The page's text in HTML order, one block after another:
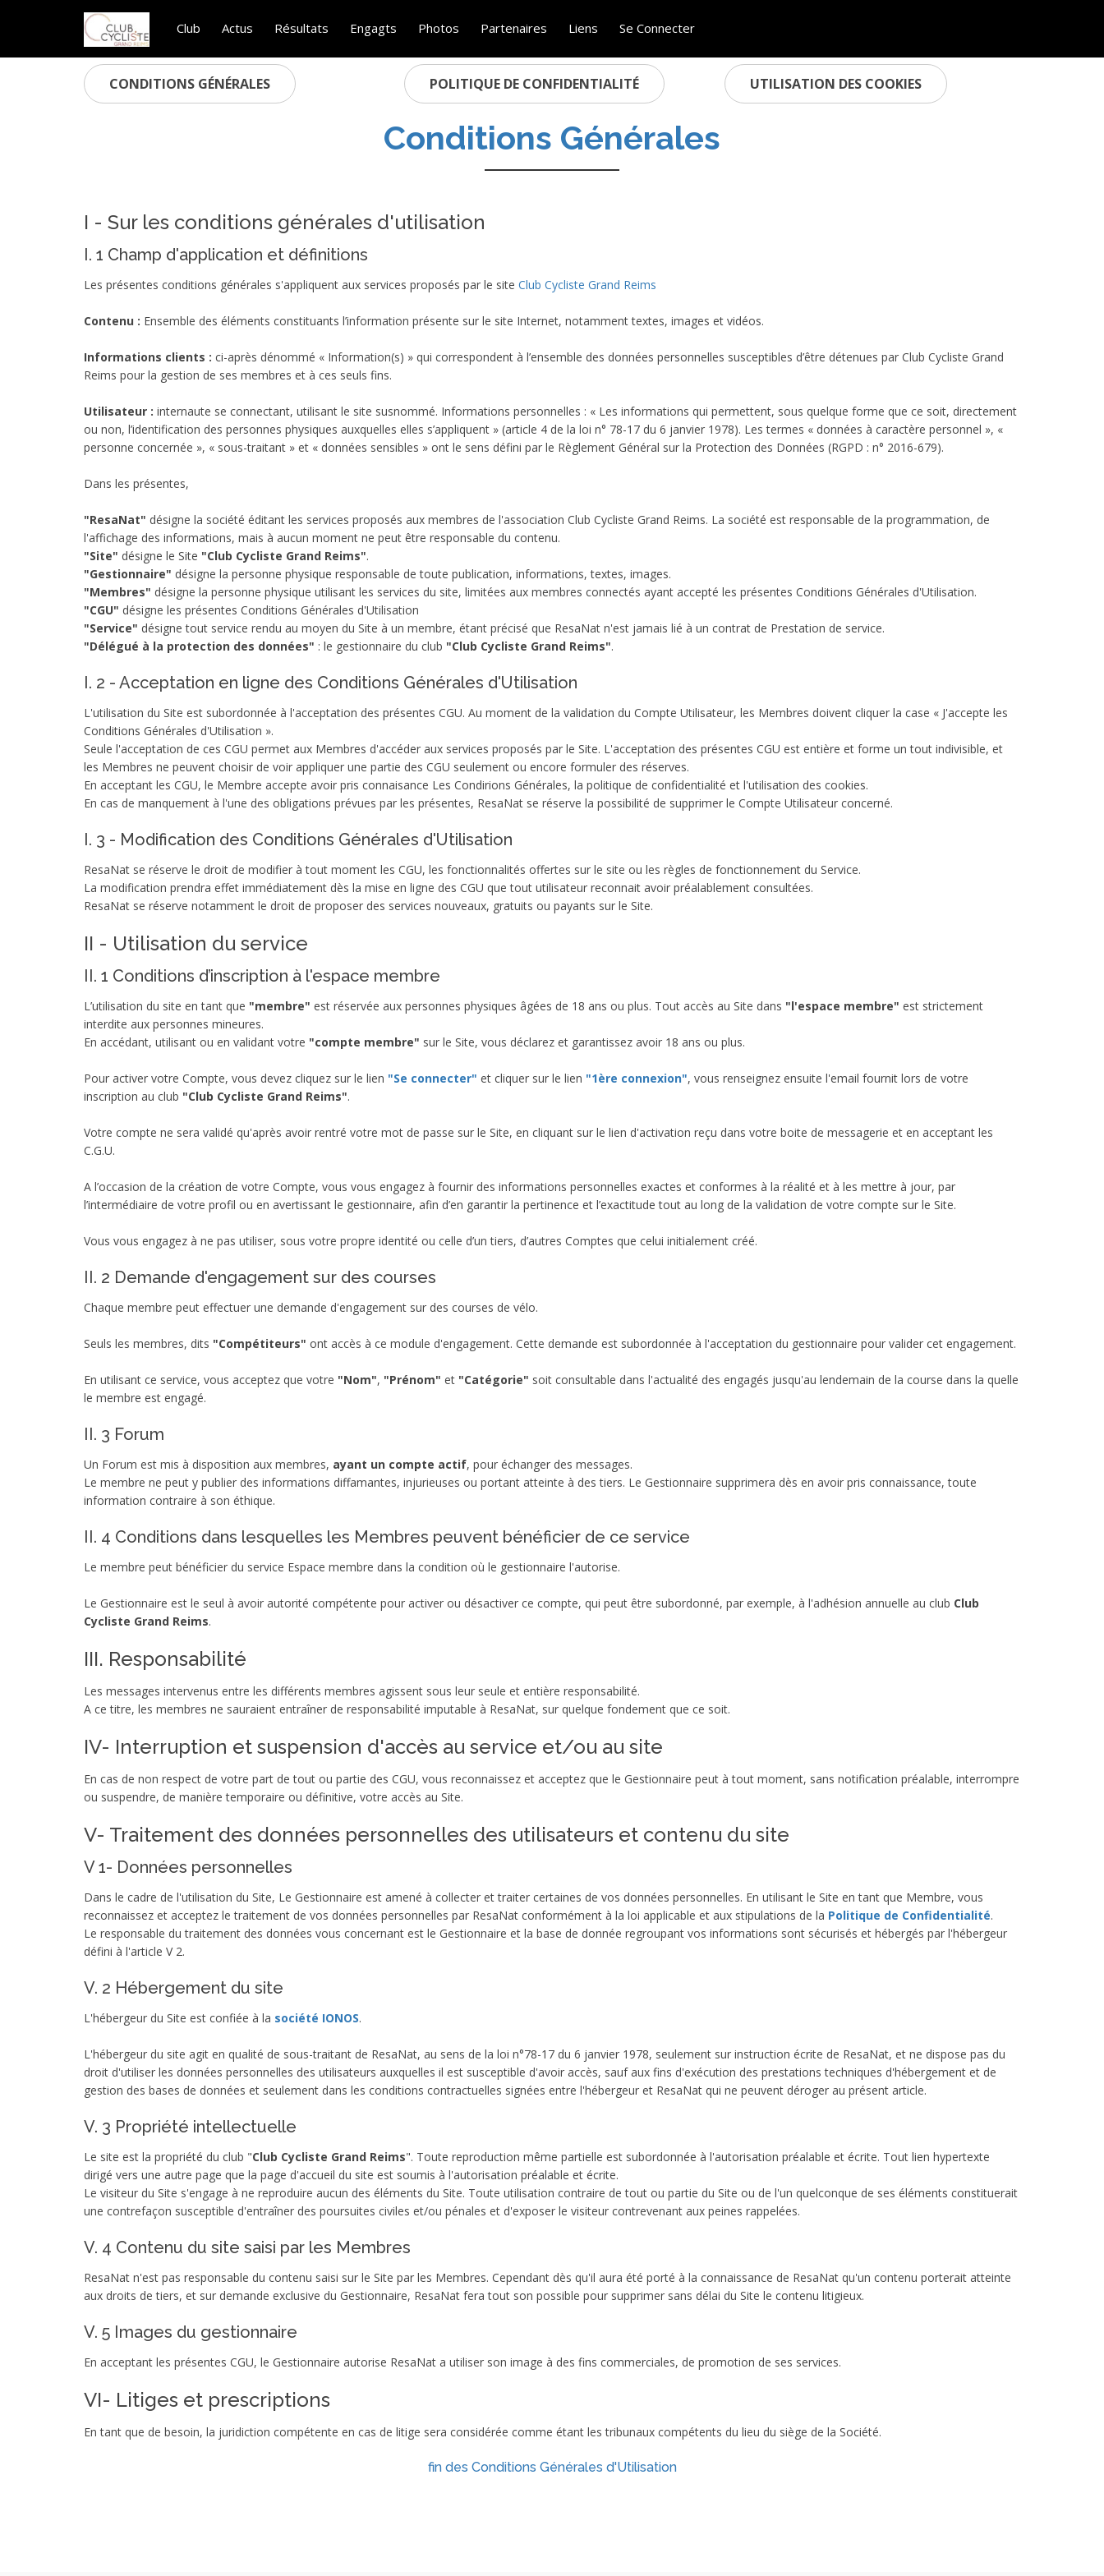
Club Actus Résultats Engagts Photos Partenaires Liens Se Connecter
CONDITIONS GÉNÉRALES POLITIQUE DE CONFIDENTIALITÉ UTILISATION DES COOKIES
Conditions Générales
I - Sur les conditions générales d'utilisation
I. 1 Champ d'application et définitions
Les présentes conditions générales s'appliquent aux services proposés par le site Club Cycliste Grand Reims
Contenu : Ensemble des éléments constituants l’information présente sur le site Internet, notamment textes, images et vidéos.
Informations clients : ci-après dénommé « Information(s) » qui correspondent à l’ensemble des données personnelles susceptibles d’être détenues par Club Cycliste Grand
Reims pour la gestion de ses membres et à ces seuls fins.
Utilisateur : internaute se connectant, utilisant le site susnommé. Informations personnelles : « Les informations qui permettent, sous quelque forme que ce soit, directement
ou non, l’identification des personnes physiques auxquelles elles s’appliquent » (article 4 de la loi n° 78-17 du 6 janvier 1978). Les termes « données à caractère personnel », «
personne concernée », « sous-traitant » et « données sensibles » ont le sens défini par le Règlement Général sur la Protection des Données (RGPD : n° 2016-679).
Dans les présentes,
"ResaNat" désigne la société éditant les services proposés aux membres de l'association Club Cycliste Grand Reims. La société est responsable de la programmation, de
l'affichage des informations, mais à aucun moment ne peut être responsable du contenu.
"Site" désigne le Site "Club Cycliste Grand Reims".
"Gestionnaire" désigne la personne physique responsable de toute publication, informations, textes, images.
"Membres" désigne la personne physique utilisant les services du site, limitées aux membres connectés ayant accepté les présentes Conditions Générales d'Utilisation.
"CGU" désigne les présentes Conditions Générales d'Utilisation
"Service" désigne tout service rendu au moyen du Site à un membre, étant précisé que ResaNat n'est jamais lié à un contrat de Prestation de service.
"Délégué à la protection des données" : le gestionnaire du club "Club Cycliste Grand Reims".
I. 2 - Acceptation en ligne des Conditions Générales d'Utilisation
L'utilisation du Site est subordonnée à l'acceptation des présentes CGU. Au moment de la validation du Compte Utilisateur, les Membres doivent cliquer la case « J'accepte les
Conditions Générales d'Utilisation ».
Seule l'acceptation de ces CGU permet aux Membres d'accéder aux services proposés par le Site. L'acceptation des présentes CGU est entière et forme un tout indivisible, et
les Membres ne peuvent choisir de voir appliquer une partie des CGU seulement ou encore formuler des réserves.
En acceptant les CGU, le Membre accepte avoir pris connaisance Les Condirions Générales, la politique de confidentialité et l'utilisation des cookies.
En cas de manquement à l'une des obligations prévues par les présentes, ResaNat se réserve la possibilité de supprimer le Compte Utilisateur concerné.
I. 3 - Modification des Conditions Générales d'Utilisation
ResaNat se réserve le droit de modifier à tout moment les CGU, les fonctionnalités offertes sur le site ou les règles de fonctionnement du Service.
La modification prendra effet immédiatement dès la mise en ligne des CGU que tout utilisateur reconnait avoir préalablement consultées.
ResaNat se réserve notamment le droit de proposer des services nouveaux, gratuits ou payants sur le Site.
II - Utilisation du service
II. 1 Conditions d’inscription à l'espace membre
L’utilisation du site en tant que "membre" est réservée aux personnes physiques âgées de 18 ans ou plus. Tout accès au Site dans "l'espace membre" est strictement
interdite aux personnes mineures.
En accédant, utilisant ou en validant votre "compte membre" sur le Site, vous déclarez et garantissez avoir 18 ans ou plus.
Pour activer votre Compte, vous devez cliquez sur le lien "Se connecter" et cliquer sur le lien "1ère connexion", vous renseignez ensuite l'email fournit lors de votre
inscription au club "Club Cycliste Grand Reims".
Votre compte ne sera validé qu'après avoir rentré votre mot de passe sur le Site, en cliquant sur le lien d'activation reçu dans votre boite de messagerie et en acceptant les
C.G.U.
A l’occasion de la création de votre Compte, vous vous engagez à fournir des informations personnelles exactes et conformes à la réalité et à les mettre à jour, par
l’intermédiaire de votre profil ou en avertissant le gestionnaire, afin d’en garantir la pertinence et l’exactitude tout au long de la validation de votre compte sur le Site.
Vous vous engagez à ne pas utiliser, sous votre propre identité ou celle d’un tiers, d’autres Comptes que celui initialement créé.
II. 2 Demande d'engagement sur des courses
Chaque membre peut effectuer une demande d'engagement sur des courses de vélo.
Seuls les membres, dits "Compétiteurs" ont accès à ce module d'engagement. Cette demande est subordonnée à l'acceptation du gestionnaire pour valider cet engagement.
En utilisant ce service, vous acceptez que votre "Nom", "Prénom" et "Catégorie" soit consultable dans l'actualité des engagés jusqu'au lendemain de la course dans la quelle
le membre est engagé.
II. 3 Forum
Un Forum est mis à disposition aux membres, ayant un compte actif, pour échanger des messages.
Le membre ne peut y publier des informations diffamantes, injurieuses ou portant atteinte à des tiers. Le Gestionnaire supprimera dès en avoir pris connaissance, toute
information contraire à son éthique.
II. 4 Conditions dans lesquelles les Membres peuvent bénéficier de ce service
Le membre peut bénéficier du service Espace membre dans la condition où le gestionnaire l'autorise.
Le Gestionnaire est le seul à avoir autorité compétente pour activer ou désactiver ce compte, qui peut être subordonné, par exemple, à l'adhésion annuelle au club Club
Cycliste Grand Reims.
III. Responsabilité
Les messages intervenus entre les différents membres agissent sous leur seule et entière responsabilité.
A ce titre, les membres ne sauraient entraîner de responsabilité imputable à ResaNat, sur quelque fondement que ce soit.
IV- Interruption et suspension d'accès au service et/ou au site
En cas de non respect de votre part de tout ou partie des CGU, vous reconnaissez et acceptez que le Gestionnaire peut à tout moment, sans notification préalable, interrompre
ou suspendre, de manière temporaire ou définitive, votre accès au Site.
V- Traitement des données personnelles des utilisateurs et contenu du site
V 1- Données personnelles
Dans le cadre de l'utilisation du Site, Le Gestionnaire est amené à collecter et traiter certaines de vos données personnelles. En utilisant le Site en tant que Membre, vous
reconnaissez et acceptez le traitement de vos données personnelles par ResaNat conformément à la loi applicable et aux stipulations de la Politique de Confidentialité.
Le responsable du traitement des données vous concernant est le Gestionnaire et la base de donnée regroupant vos informations sont sécurisés et hébergés par l'hébergeur
défini à l'article V 2.
V. 2 Hébergement du site
L'hébergeur du Site est confiée à la société IONOS.
L'hébergeur du site agit en qualité de sous-traitant de ResaNat, au sens de la loi n°78-17 du 6 janvier 1978, seulement sur instruction écrite de ResaNat, et ne dispose pas du
droit d'utiliser les données personnelles des utilisateurs auxquelles il est susceptible d'avoir accès, sauf aux fins d'exécution des prestations techniques d'hébergement et de
gestion des bases de données et seulement dans les conditions contractuelles signées entre l'hébergeur et ResaNat qui ne peuvent déroger au présent article.
V. 3 Propriété intellectuelle
Le site est la propriété du club "Club Cycliste Grand Reims". Toute reproduction même partielle est subordonnée à l'autorisation préalable et écrite. Tout lien hypertexte
dirigé vers une autre page que la page d'accueil du site est soumis à l'autorisation préalable et écrite.
Le visiteur du Site s'engage à ne reproduire aucun des éléments du Site. Toute utilisation contraire de tout ou partie du Site ou de l'un quelconque de ses éléments constituerait
une contrefaçon susceptible d'entraîner des poursuites civiles et/ou pénales et d'exposer le visiteur contrevenant aux peines rappelées.
V. 4 Contenu du site saisi par les Membres
ResaNat n'est pas responsable du contenu saisi sur le Site par les Membres. Cependant dès qu'il aura été porté à la connaissance de ResaNat qu'un contenu porterait atteinte
aux droits de tiers, et sur demande exclusive du Gestionnaire, ResaNat fera tout son possible pour supprimer sans délai du Site le contenu litigieux.
V. 5 Images du gestionnaire
En acceptant les présentes CGU, le Gestionnaire autorise ResaNat a utiliser son image à des fins commerciales, de promotion de ses services.
VI- Litiges et prescriptions
En tant que de besoin, la juridiction compétente en cas de litige sera considérée comme étant les tribunaux compétents du lieu du siège de la Société.
fin des Conditions Générales d'Utilisation